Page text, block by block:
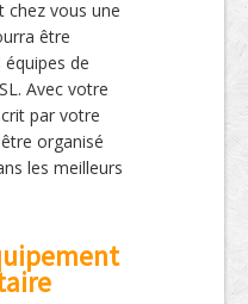
chez vous une
être
de
Avec votre
par votre
organisé
les meilleurs